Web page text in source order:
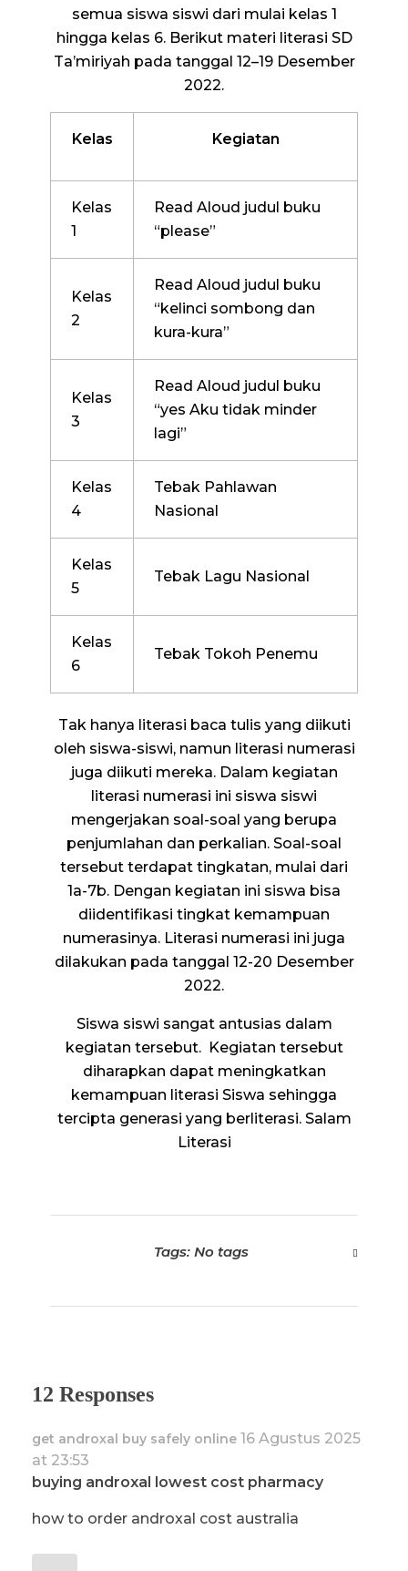
semua siswa siswi dari mulai kelas 1
hingga kelas 6. Berikut materi literasi SD
Ta’miriyah pada tanggal 12–19 Desember
2022.
Kelas Kegiatan
Kelas
1
Read Aloud judul buku
“please”
Kelas
2
Read Aloud judul buku
“kelinci sombong dan
kura-kura”
Kelas
3
Read Aloud judul buku
“yes Aku tidak minder
lagi”
Kelas
4
Tebak Pahlawan
Nasional
Kelas
5
Tebak Lagu Nasional
Kelas
6
Tebak Tokoh Penemu
Tak hanya literasi baca tulis yang diikuti
oleh siswa-siswi, namun literasi numerasi
juga diikuti mereka. Dalam kegiatan
literasi numerasi ini siswa siswi
mengerjakan soal-soal yang berupa
penjumlahan dan perkalian. Soal-soal
tersebut terdapat tingkatan, mulai dari
1a-7b. Dengan kegiatan ini siswa bisa
diidentifikasi tingkat kemampuan
numerasinya. Literasi numerasi ini juga
dilakukan pada tanggal 12-20 Desember
2022.
Siswa siswi sangat antusias dalam
kegiatan tersebut. Kegiatan tersebut
diharapkan dapat meningkatkan
kemampuan literasi Siswa sehingga
tercipta generasi yang berliterasi. Salam
Literasi
Tags: No tags
12 Responses
get androxal buy safely online 16 Agustus 2025
at 23:53
buying androxal lowest cost pharmacy
how to order androxal cost australia